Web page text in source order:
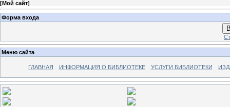
[Мой сайт]
Форма входа
Меню сайта
ГЛАВНАЯ ИНФОРМАЦИЯ О БИБЛИОТЕКЕ УСЛУГИ БИБЛИОТЕКИ